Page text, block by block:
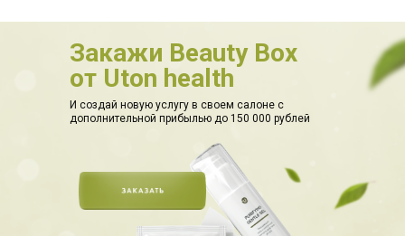
Закажи Beauty Box
от Uton health
И создай новую услугу в своем салоне с
дополнительной прибылью до 150 000 рублей